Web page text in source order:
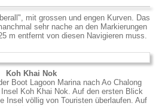
mit grossen und engen Kurven. Das
sehr nache an den Markierungen
m entfernt von diesen Navigieren muss.
Koh Khai Nok
Boot Lagoon Marina nach Ao Chalong
Koh Khai Nok. Auf den ersten Blick
Insel völlig von Touristen überlaufen. Auf